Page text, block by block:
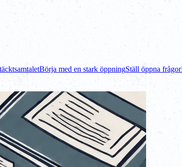
Börja med en stark öppningStäll öppna frågor